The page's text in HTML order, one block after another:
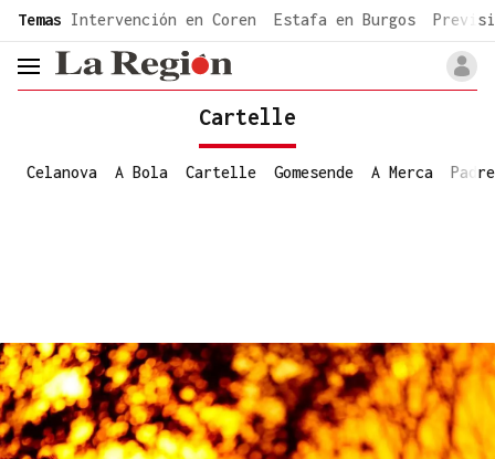
common.go-to-content
Temas Intervención en Coren Estafa en Burgos
header.menu.open
Cartelle
Celanova A Bola Cartelle Gomesende A Merca